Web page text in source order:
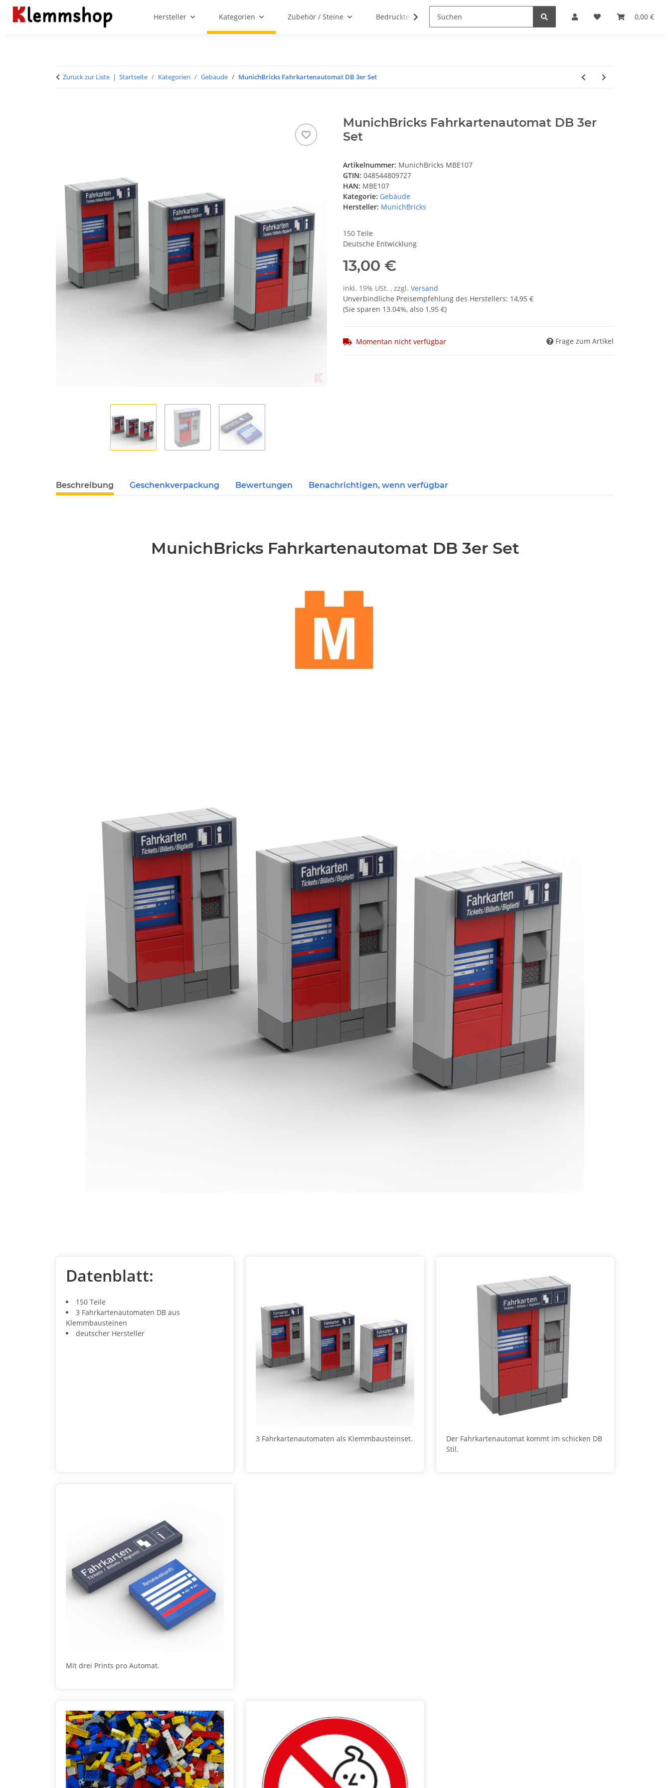
0,00 €
Hersteller Kategorien Zubehör / Steine Bedruckte Klemmbausteine Sonderpreise
Zurück zur Liste Startseite Kategorien Gebäude MunichBricks Fahrkartenautomat DB 3er Set
MunichBricks Fahrkartenautomat DB 3er
Set
Artikelnummer: MunichBricks MBE107
GTIN: 048544809727
HAN: MBE107
Kategorie: Gebäude
Hersteller: MunichBricks
150 Teile
Deutsche Entwicklung
13,00 €
inkl. 19% USt. , zzgl. Versand
Unverbindliche Preisempfehlung des Herstellers: 14,95 €
(Sie sparen 13.04%, also 1,95 €)
Momentan nicht verfügbar Frage zum Artikel
Beschreibung Geschenkverpackung Bewertungen Benachrichtigen, wenn verfügbar
MunichBricks Fahrkartenautomat DB 3er Set
Datenblatt:
150 Teile
3 Fahrkartenautomaten DB aus
Klemmbausteinen
deutscher Hersteller
3 Fahrkartenautomaten als Klemmbausteinset.
Der Fahrkartenautomat kommt im schicken DB
Stil.
Mit drei Prints pro Automat.